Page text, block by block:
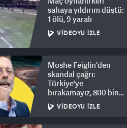
sahaya yıldırım düştü:
1 ölü, 9 yaralı
VIDEOYU İZLE
Moshe Feiglin'den
skandal çağrı:
Türkiye'ye
bırakamayız, 800 bin
kişi için derhal sürgün!
VIDEOYU İZLE